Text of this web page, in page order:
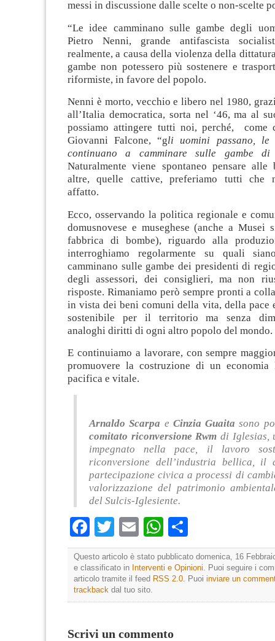
messi in discussione dalle scelte o non-scelte
“Le idee camminano sulle gambe degli
Pietro Nenni, grande antifascista
realmente, a causa della violenza della
gambe non potessero più sostenere e
riformiste, in favore del popolo.
Nenni è morto, vecchio e libero nel 1980,
all’Italia democratica, sorta nel ‘46, ma al
possiamo attingere tutti noi, perché, come
Giovanni Falcone, “gli uomini passano, le
continuano a camminare sulle gambe
Naturalmente viene spontaneo pensare alle
altre, quelle cattive, preferiamo tutti che
affatto.
Ecco, osservando la politica regionale e
domusnovese e museghese (anche a Musei
fabbrica di bombe), riguardo alla
interroghiamo regolarmente su quali
camminano sulle gambe dei presidenti di
degli assessori, dei consiglieri, ma non
risposte. Rimaniamo però sempre pronti a
in vista dei beni comuni della vita, della pace
sostenibile per il territorio ma senza
analoghi diritti di ogni altro popolo del mondo.
E continuiamo a lavorare, con sempre
promuovere la costruzione di un economia
pacifica e vitale.
Arnaldo Scarpa e Cinzia Guaita sono
comitato riconversione Rwm di Iglesias,
impegnato nella pace, il lavoro
riconversione dell’industria bellica, il
partecipazione civica a processi di
valorizzazione del patrimonio
del Sulcis-Iglesiente.
Facebook
TwitterEmailWhatsApp
Questo articolo è stato pubblicato domenica, 16
e classificato in Interventi e Opinioni. Puoi seguire i
articolo tramite il feed RSS 2.0. Puoi inviare un
trackback dal tuo sito.
Scrivi un commento